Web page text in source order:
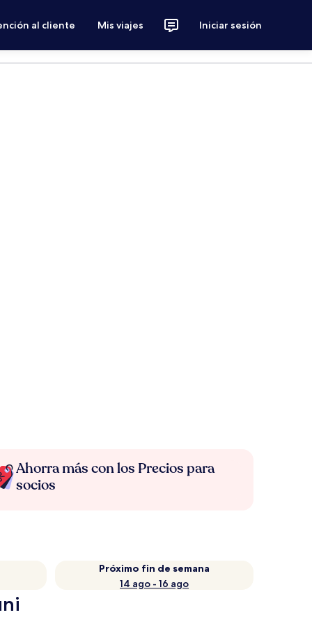
al cliente Mis viajes Iniciar sesión
Ahorra más con los Precios para
socios
Próximo fin de semana
14 ago - 16 ago